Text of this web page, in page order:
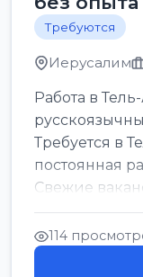
Требуются
Иерусалим
Работа в
Требуется в
постоянная
Свежие
мужчин и
114